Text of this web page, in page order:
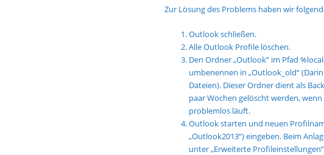
Zur Lösung des Problems haben wir
Outlook schließen.
Alle Outlook Profile löschen.
Den Ordner „Outlook“ im Pfad
umbenennen in „Outlook_old“
Dateien). Dieser Ordner dient als
paar Wochen gelöscht werden,
problemlos läuft.
Outlook starten und neuen
„Outlook2013“) eingeben. Beim
unter „Erweiterte